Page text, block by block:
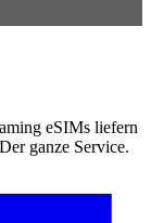
eSIMs liefern
ganze Service.